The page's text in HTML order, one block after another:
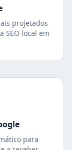
projetados
SEO local em
para